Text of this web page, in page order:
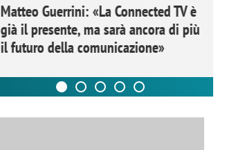
Matteo Guerrini: «La Connected TV è
già il presente, ma sarà ancora di più
il futuro della comunicazione»